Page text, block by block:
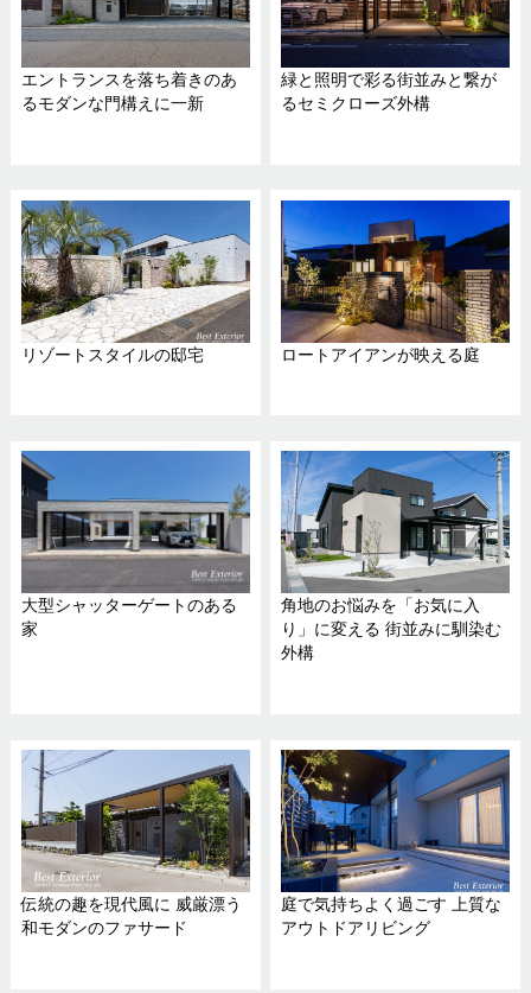
エントランスを落ち着きのあ
るモダンな門構えに一新
緑と照明で彩る街並みと繋が
るセミクローズ外構
リゾートスタイルの邸宅 ロートアイアンが映える庭
大型シャッターゲートのある
家
角地のお悩みを「お気に入
り」に変える 街並みに馴染む
外構
伝統の趣を現代風に 威厳漂う
和モダンのファサード
庭で気持ちよく過ごす 上質な
アウトドアリビング